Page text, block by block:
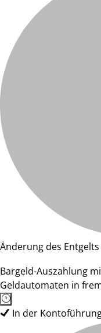
Änderung des
Bargeld-Auszahlung
Geldautomaten in
In der